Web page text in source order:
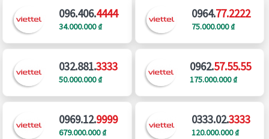
096.406.4444
34.000.000 ₫
0964.77.2222
75.000.000 ₫
032.881.3333
50.000.000 ₫
0962.57.55.55
175.000.000 ₫
0969.12.9999
679.000.000 ₫
0333.02.3333
120.000.000 ₫